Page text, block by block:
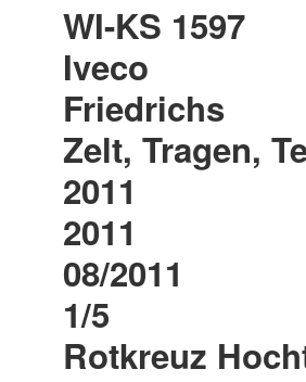
WI-KS 1597
Iveco
Friedrichs
Zelt, Tragen,
2011
2011
08/2011
1/5
Rotkreuz